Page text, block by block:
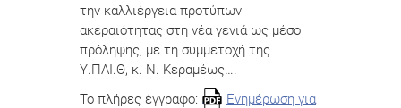
την καλλιέργεια προτύπων
ακεραιότητας στη νέα γενιά ως μέσο
πρόληψης, με τη συμμετοχή της
Υ.ΠΑΙ.Θ, κ. Ν. Κεραμέως….
Το πλήρες έγγραφο:
Ενημέρωση για